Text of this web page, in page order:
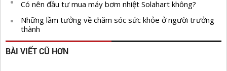
Có nên đầu tư mua máy bơm nhiệt Solahart không?
Những lầm tưởng về chăm sóc sức khỏe ở người trưởng
thành
BÀI VIẾT CŨ HƠN